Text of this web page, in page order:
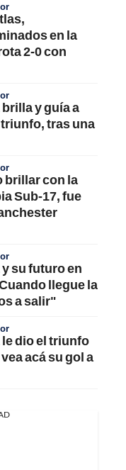
en la
2-0 con
y guía a
tras una
brillar con la
Sub-17, fue
su futuro en
llegue la
a salir"
dio el triunfo
acá su gol a